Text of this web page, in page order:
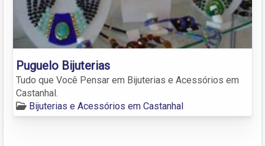
Puguelo Bijuterias
Tudo que Você Pensar em Bijuterias e Acessórios em
Castanhal.
Bijuterias e Acessórios em Castanhal